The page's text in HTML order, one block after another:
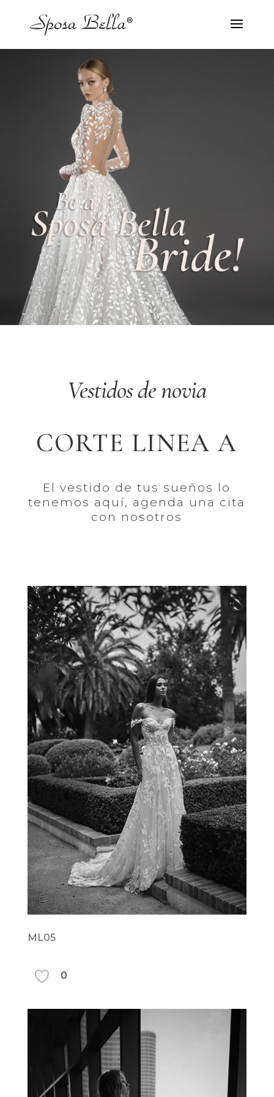
Vestidos de novia
CORTE LINEA A
El vestido de tus sueños lo
tenemos aquí, agenda una cita
con nosotros
ML05
0